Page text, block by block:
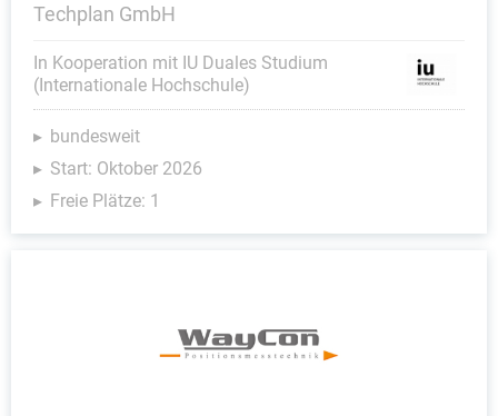
Techplan GmbH
In Kooperation mit IU Duales Studium
(Internationale Hochschule)
bundesweit
Start: Oktober 2026
Freie Plätze: 1